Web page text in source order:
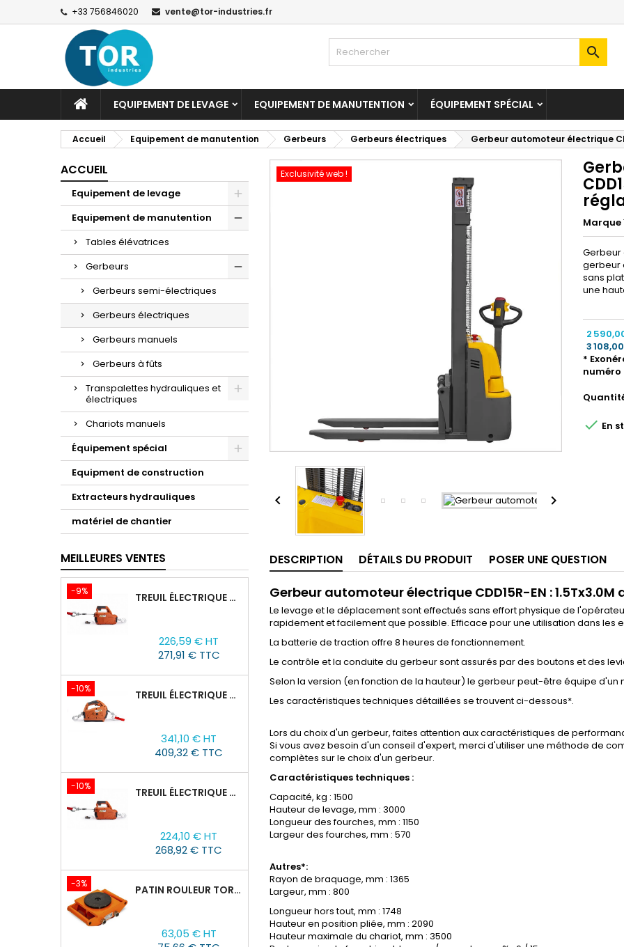
+33 756846020 vente@tor-industries.fr

EQUIPEMENT DE LEVAGE EQUIPEMENT DE MANUTENTION ÉQUIPEMENT SPÉCIAL
Accueil Equipement de manutention Gerbeurs Gerbeurs électriques Gerbeur automoteur électrique
ACCUEIL
Equipement de levage
Equipement de manutention
Tables élévatrices
Gerbeurs
Gerbeurs semi-électriques
Gerbeurs électriques
Gerbeurs manuels
Gerbeurs à fûts
Transpalettes hydrauliques et
électriques
Chariots manuels
Équipement spécial
Equipment de construction
Extracteurs hydrauliques
matériel de chantier
MEILLEURES VENTES
-9% TREUIL ÉLECTRIQUE PORTABLE AVEC TÉLÉCOMMANDE TOR SQ-02-450KG/4.6M
base
226,59 € HT
271,91 € TTC
-10% TREUIL ÉLECTRIQUE PORTABLE À BATTERIE TOR SQ-05-450KG/4.6M
base
341,10 € HT
409,32 € TTC
-10% TREUIL ÉLECTRIQUE PORTABLE AVEC TÉLÉCOMMANDE TOR SQ-04-250KG/8M
base
224,10 € HT
268,92 € TTC
-3% PATIN ROULEUR TOR CRA-4 : 6T
63,05 € HT
Exclusivité web !
 
Marque
Gerbeur
gerbeur
sans
une
2
3
*
 En
DESCRIPTION DÉTAILS DU PRODUIT POSER UNE QUESTION
Gerbeur automoteur électrique CDD15R-EN :
Le levage et le déplacement sont effectués sans effort physique de
rapidement et facilement que possible. Efficace pour une utilisation dans les
La batterie de traction offre 8 heures de fonctionnement.
Le contrôle et la conduite du gerbeur sont assurés par des boutons et des
Selon la version (en fonction de la hauteur) le gerbeur peut-être équipe d'un
Les caractéristiques techniques détaillées se trouvent ci-dessous*.
Lors du choix d'un gerbeur, faites attention aux caractéristiques de
Si vous avez besoin d'un conseil d'expert, merci d'utiliser une méthode de
complètes sur le choix d'un gerbeur.
Caractéristiques techniques :
Capacité, kg : 1500
Hauteur de levage, mm : 3000
Longueur des fourches, mm : 1150
Largeur des fourches, mm : 570
Autres*:
Rayon de braquage, mm : 1365
Largeur, mm : 800
Longueur hors tout, mm : 1748
Hauteur en position pliée, mm : 2090
Hauteur maximale du chariot, mm : 3500